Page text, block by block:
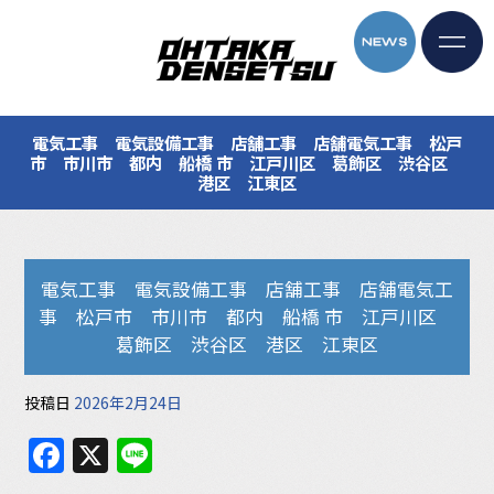
電気工事 電気設備工事 店舗工事 店舗電気工事 松戸
市 市川市 都内 船橋 市 江戸川区 葛飾区 渋谷区
港区 江東区
電気工事 電気設備工事 店舗工事 店舗電気工
事 松戸市 市川市 都内 船橋 市 江戸川区
葛飾区 渋谷区 港区 江東区
投稿日 2026年2月24日
F X